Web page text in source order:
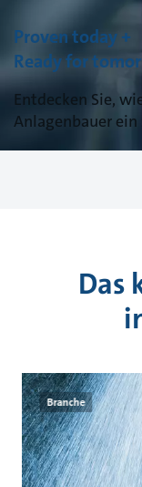
Proven today +
Ready for
Entdecken Sie,
Anlagenbauer
Das
Branche